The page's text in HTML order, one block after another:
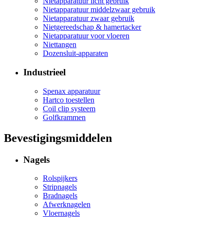
Nietapparatuur middelzwaar gebruik
Nietapparatuur zwaar gebruik
Nietgereedschap & hamertacker
Nietapparatuur voor vloeren
Niettangen
Dozensluit-apparaten
Industrieel
Spenax apparatuur
Hartco toestellen
Coil clip systeem
Golfkrammen
Bevestigingsmiddelen
Nagels
Rolspijkers
Stripnagels
Bradnagels
Afwerknagelen
Vloernagels